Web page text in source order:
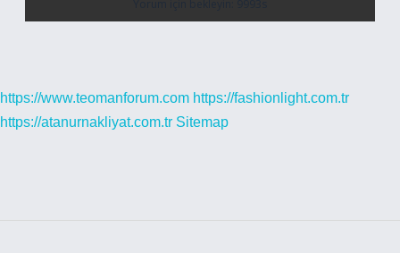
https://www.teomanforum.com https://fashionlight.com.tr
https://atanurnakliyat.com.tr Sitemap